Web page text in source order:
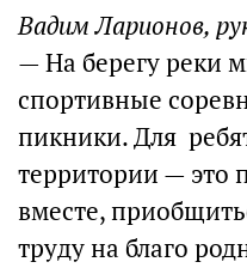
Вадим Ларионов,
— На берегу реки
спортивные
пикники. Для
территории — это
вместе,
труду на благо